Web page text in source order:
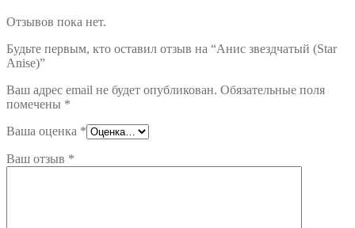
Отзывов пока нет.
Будьте первым, кто оставил отзыв на “Анис звездчатый (Star
Anise)”
Ваш адрес email не будет опубликован. Обязательные поля
помечены *
Ваша оценка *
Ваш отзыв *